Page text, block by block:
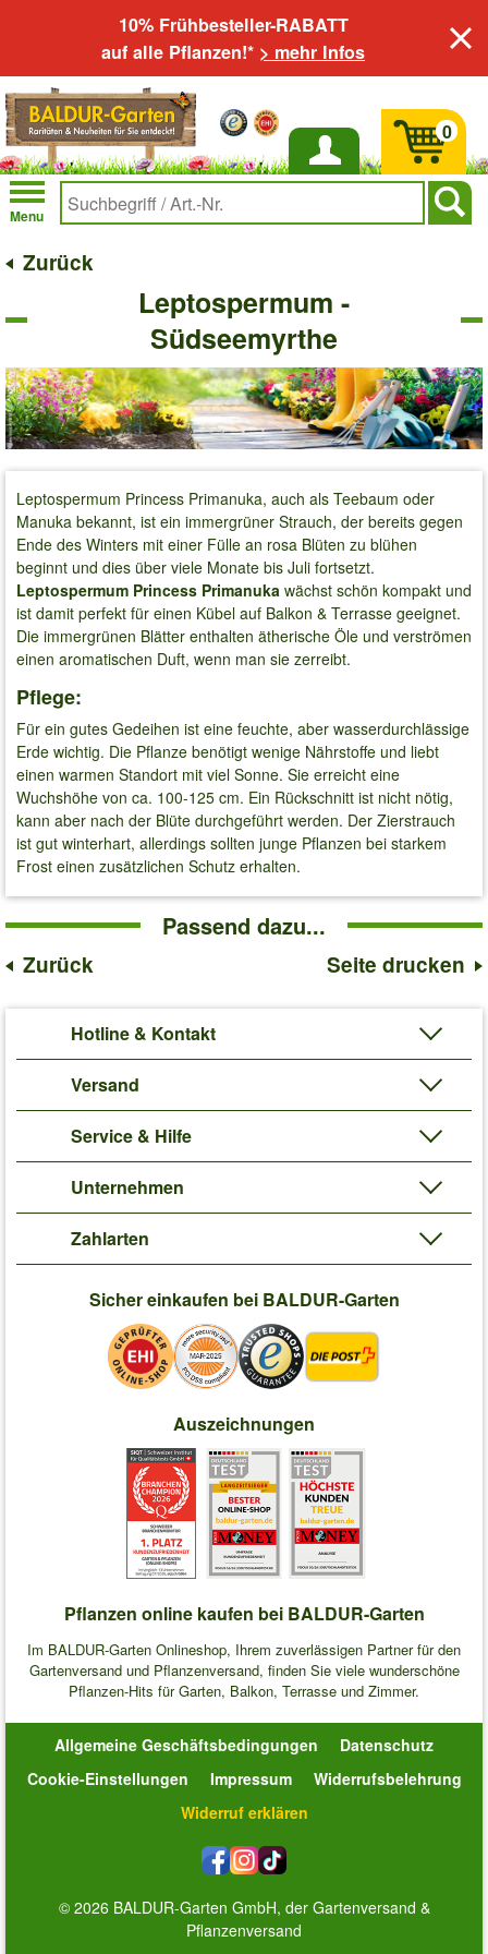
10% Frühbesteller-RABATT
auf alle Pflanzen!* > mehr Infos
Anmelden
Menu
0
Zurück
Leptospermum -
Südseemyrthe
Leptospermum Princess Primanuka, auch als Teebaum oder
Manuka bekannt, ist ein immergrüner Strauch, der bereits gegen
Ende des Winters mit einer Fülle an rosa Blüten zu blühen
beginnt und dies über viele Monate bis Juli fortsetzt.
Leptospermum Princess Primanuka wächst schön kompakt und
ist damit perfekt für einen Kübel auf Balkon & Terrasse geeignet.
Die immergrünen Blätter enthalten ätherische Öle und verströmen
einen aromatischen Duft, wenn man sie zerreibt.
Pflege:
Für ein gutes Gedeihen ist eine feuchte, aber wasserdurchlässige
Erde wichtig. Die Pflanze benötigt wenige Nährstoffe und liebt
einen warmen Standort mit viel Sonne. Sie erreicht eine
Wuchshöhe von ca. 100-125 cm. Ein Rückschnitt ist nicht nötig,
kann aber nach der Blüte durchgeführt werden. Der Zierstrauch
ist gut winterhart, allerdings sollten junge Pflanzen bei starkem
Frost einen zusätzlichen Schutz erhalten.
Passend dazu...
Zurück Seite drucken
Hotline & Kontakt
Versand
Service & Hilfe
Unternehmen
Zahlarten
Sicher einkaufen bei BALDUR-Garten
Auszeichnungen
Pflanzen online kaufen bei BALDUR-Garten
Im BALDUR-Garten Onlineshop, Ihrem zuverlässigen Partner für den
Gartenversand und Pflanzenversand, finden Sie viele wunderschöne
Pflanzen-Hits für Garten, Balkon, Terrasse und Zimmer.
Allgemeine Geschäftsbedingungen
Datenschutz
Cookie-Einstellungen
Impressum
Widerrufsbelehrung
Widerruf erklären
© 2026 BALDUR-Garten GmbH, der Gartenversand &
Pflanzenversand